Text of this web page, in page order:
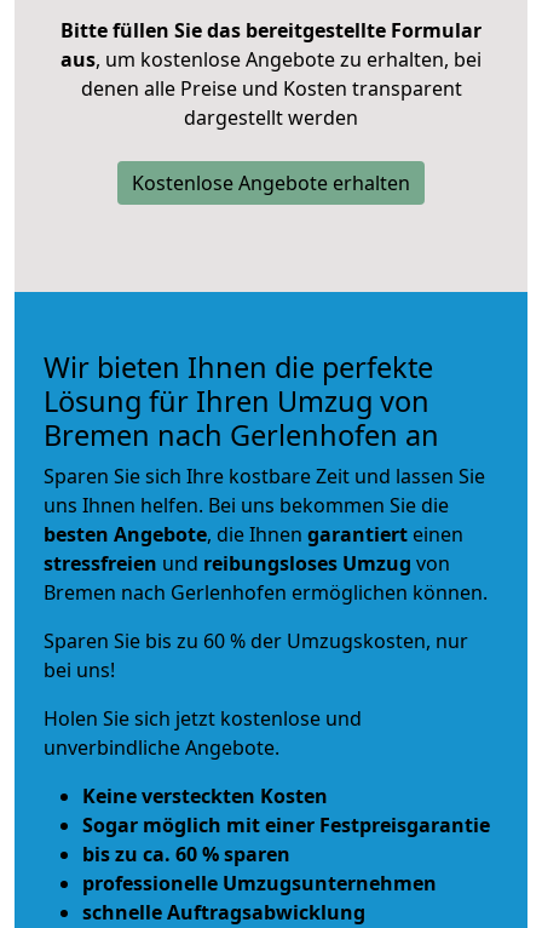
Bitte füllen Sie das bereitgestellte Formular
aus, um kostenlose Angebote zu erhalten, bei
denen alle Preise und Kosten transparent
dargestellt werden
Kostenlose Angebote erhalten
Wir bieten Ihnen die perfekte
Lösung für Ihren Umzug von
Bremen nach Gerlenhofen an
Sparen Sie sich Ihre kostbare Zeit und lassen Sie
uns Ihnen helfen. Bei uns bekommen Sie die
besten Angebote, die Ihnen garantiert einen
stressfreien und reibungsloses Umzug von
Bremen nach Gerlenhofen ermöglichen können.
Sparen Sie bis zu 60 % der Umzugskosten, nur
bei uns!
Holen Sie sich jetzt kostenlose und
unverbindliche Angebote.
Keine versteckten Kosten
Sogar möglich mit einer Festpreisgarantie
bis zu ca. 60 % sparen
professionelle Umzugsunternehmen
schnelle Auftragsabwicklung